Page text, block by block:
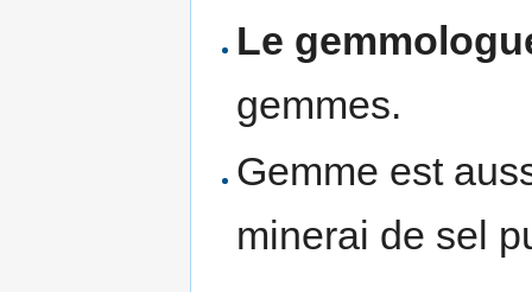
Le
gemmes.
Gemme est
minerai de sel